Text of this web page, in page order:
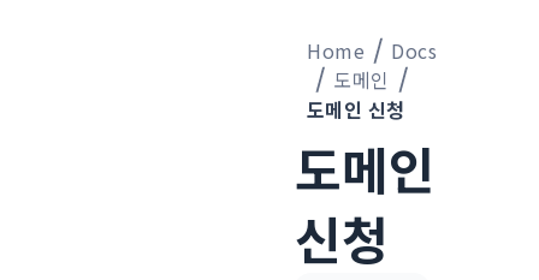
Home
Docs
도메인
도메인 신청
도메인
신청